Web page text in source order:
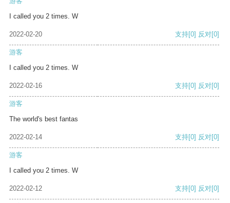
I called you 2 times. W
2022-02-20 支持[0] 反对[0]
游客
I called you 2 times. W
2022-02-16 支持[0] 反对[0]
游客
The world's best fantas
2022-02-14 支持[0] 反对[0]
游客
I called you 2 times. W
2022-02-12 支持[0] 反对[0]